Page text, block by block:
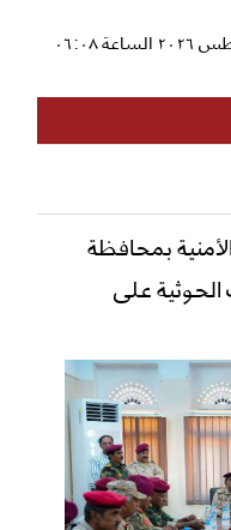
آخر تحديث للموقع: الخميس ٠٦ أغسطس ٢٠٢٦ الساعة ٠٦:٠٨
بمحافظة
على